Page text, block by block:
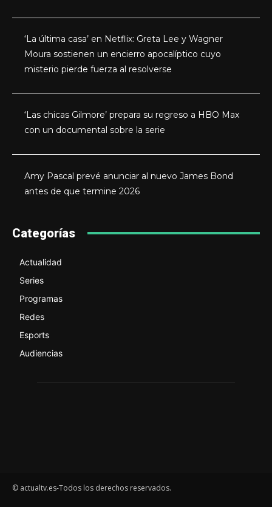
‘La última casa’ en Netflix: Greta Lee y Wagner
Moura sostienen un encierro apocalíptico cuyo
misterio pierde fuerza al resolverse
‘Las chicas Gilmore’ prepara su regreso a HBO Max
con un documental sobre la serie
Amy Pascal prevé anunciar al nuevo James Bond
antes de que termine 2026
Categorías
Actualidad
Series
Programas
Redes
Esports
Audiencias
© actualtv.es-Todos los derechos reservados.